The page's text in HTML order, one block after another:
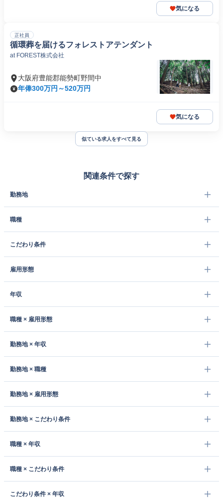
気になる
正社員
循環葬を届けるフォレストアテンダント
at FOREST株式会社
大阪府豊能郡能勢町野間中
年俸300万円～520万円
気になる
似ている求人をすべて見る
関連条件で探す
勤務地
職種
こだわり条件
雇用形態
年収
職種 × 雇用形態
勤務地 × 年収
勤務地 × 職種
勤務地 × 雇用形態
勤務地 × こだわり条件
職種 × 年収
職種 × こだわり条件
こだわり条件 × 年収